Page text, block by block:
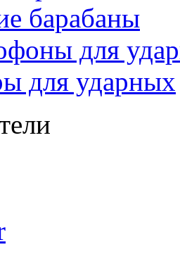
барабаны
для
для ударных